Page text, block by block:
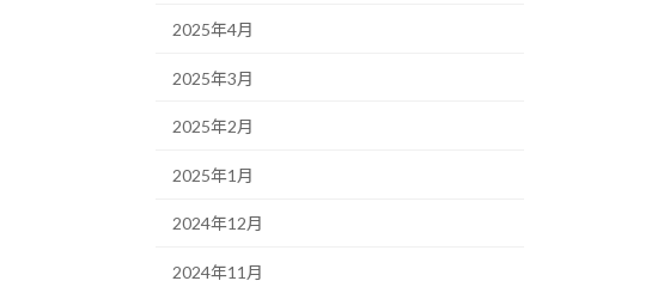
2025年4月
2025年3月
2025年2月
2025年1月
2024年12月
2024年11月